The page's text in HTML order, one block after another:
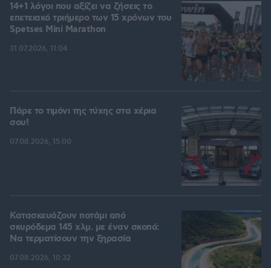
14+1 λόγοι που αξίζει να ζήσεις το
επετειακό τριήμερο των 15 χρόνων του
Spetses Mini Marathon
31.07.2026, 11:04
Πάρε το τιμόνι της τύχης στα χέρια
σου!
07.08.2026, 15:00
Κατασκευάζουν ποτάμι από
σκυρόδεμα 145 χλμ. με έναν σκοπό:
Να τερματίσουν την ξηρασία
07.08.2026, 10:32